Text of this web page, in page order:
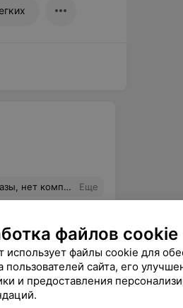
поплавать (диагональ чаши 12 метров) не реально. Ни на одном из кабинетов, где отпускают процедуры, нет информации о том, что Вы получаете, какой эффект имеет. Еще
файлов cookie
использует файлы cookie для
пользователей сайта, его
и предоставления